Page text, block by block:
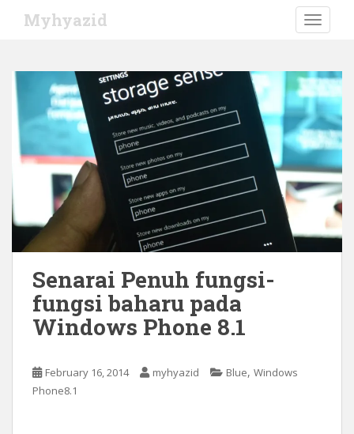
Myhyazid
Senarai Penuh fungsi-
fungsi baharu pada
Windows Phone 8.1
February 16, 2014 myhyazid Blue, Windows
Phone8.1